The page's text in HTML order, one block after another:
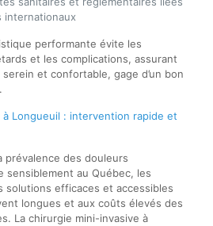
internationaux
performante évite les
et les complications, assurant
et confortable, gage d’un bon
Longueuil : intervention rapide et
prévalence des douleurs
sensiblement au Québec, les
solutions efficaces et accessibles
longues et aux coûts élevés des
La chirurgie mini-invasive à